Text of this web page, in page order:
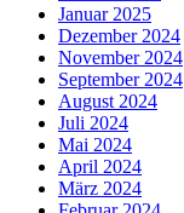
Januar 2025
Dezember 2024
November 2024
September 2024
August 2024
Juli 2024
Mai 2024
April 2024
März 2024